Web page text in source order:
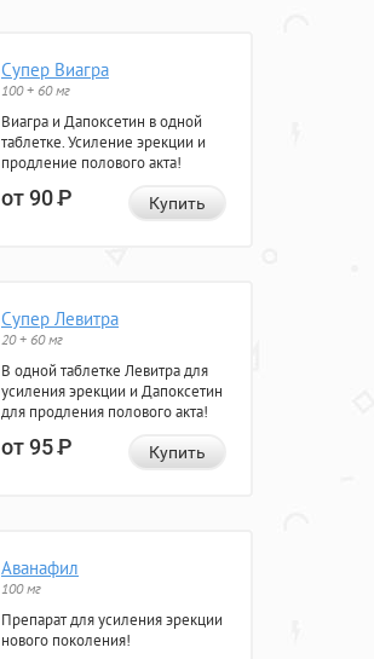
Супер Виагра
100 + 60 мг
Виагра и Дапоксетин в одной
таблетке. Усиление эрекции и
продление полового акта!
от 90Р Купить
Супер Левитра
20 + 60 мг
В одной таблетке Левитра для
усиления эрекции и Дапоксетин
для продления полового акта!
от 95Р Купить
Аванафил
100 мг
Препарат для усиления эрекции
нового поколения!